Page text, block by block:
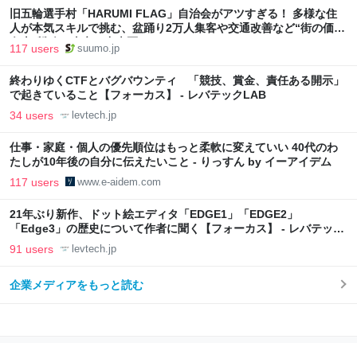
旧五輪選手村「HARUMI FLAG」自治会がアツすぎる！ 多様な住
人が本気スキルで挑む、盆踊り2万人集客や交通改善など“街の価値
向上”戦略 東京・中央区
117 users suumo.jp
終わりゆくCTFとバグバウンティ 「競技、賞金、責任ある開示」
で起きていること【フォーカス】 - レバテックLAB
34 users levtech.jp
仕事・家庭・個人の優先順位はもっと柔軟に変えていい 40代のわ
たしが10年後の自分に伝えたいこと - りっすん by イーアイデム
117 users www.e-aidem.com
21年ぶり新作、ドット絵エディタ「EDGE1」「EDGE2」
「Edge3」の歴史について作者に聞く【フォーカス】 - レバテック
LAB
91 users levtech.jp
企業メディアをもっと読む